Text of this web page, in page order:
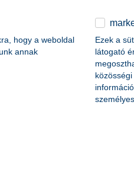
hogy a weboldal
annak
Ezek a
látogató